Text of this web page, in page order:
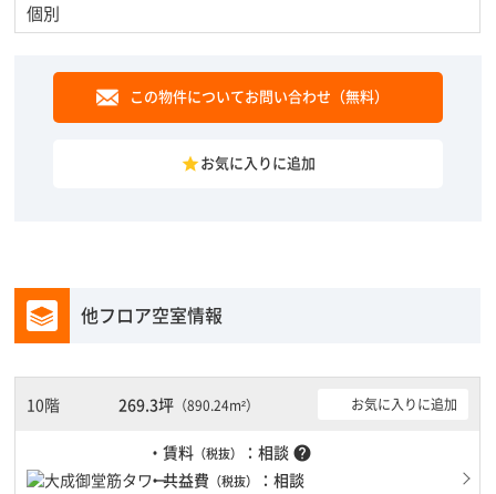
個別
この物件についてお問い合わせ（無料）
gradeお気に入りに追加
他フロア空室情報
10階 269.3坪 （890.24m²） お気に入りに追加
・賃料 （税抜） ：相談 help
・共益費 （税抜）
：相談